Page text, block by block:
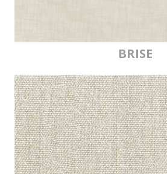
BRISE